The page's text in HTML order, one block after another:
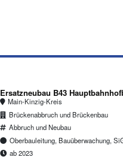
Ersatzneubau B43
Main-Kinzig-Kreis
Brückenabbruch und Brückenbau
Abbruch und Neubau
Oberbauleitung, Bauüberwachung,
ab 2023